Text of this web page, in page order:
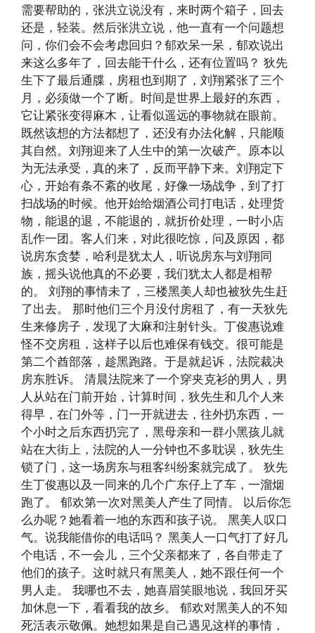
需要帮助的，张洪立说没有，来时两个箱子，回去
还是，轻装。然后张洪立说，他一直有一个问题想
问，你们会不会考虑回归？郁欢呆一呆，郁欢说出
来这么多年了，回去能干什么，还有位置吗？ 狄先
生下了最后通牒，房租也到期了，刘翔紧张了三个
月，必须做一个了断。时间是世界上最好的东西，
它让紧张变得麻木，让看似遥远的事物就在眼前。
既然该想的方法都想了，还没有办法化解，只能顺
其自然。刘翔迎来了人生中的第一次破产。原本以
为无法承受，真的来了，反而平静下来。刘翔定下
心，开始有条不紊的收尾，好像一场战争，到了打
扫战场的时候。他开始给烟酒公司打电话，处理货
物，能退的退，不能退的，就折价处理，一时小店
乱作一团。客人们来，对此很吃惊，问及原因，都
说房东贪婪，哈利是犹太人，听说房东与刘翔同
族，摇头说他真的不必要，我们犹太人都是相帮
的。 刘翔的事情未了，三楼黑美人却也被狄先生赶
了出去。 那时他们三个月没付房租了，有一天狄先
生来修房子，发现了大麻和注射针头。丁俊惠说难
怪不交房租，这样子以后也难保有钱交。很可能是
第二个酋部落，趁黑跑路。于是就起诉，法院裁决
房东胜诉。 清晨法院来了一个穿夹克衫的男人，男
人从站在门前开始，计算时间，狄先生和几个人来
得早，在门外等，门一开就进去，往外扔东西，一
个小时之后东西扔完了，黑母亲和一群小黑孩儿就
站在大街上，法院的人一分钟也不多耽误，狄先生
锁了门，这一场房东与租客纠纷案就完成了。 狄先
生丁俊惠以及一同来的几个广东仔上了车，一溜烟
跑了。 郁欢第一次对黑美人产生了同情。 以后你怎
么办呢？她看着一地的东西和孩子说。 黑美人叹口
气。说我能借你的电话吗？ 黑美人一口气打了好几
个电话，不一会儿，三个父亲都来了，各自带走了
他们的孩子。这时就只有黑美人，她不跟任何一个
男人走。 我哪也不去，她喜眉笑眼地说，我回牙买
加休息一下，看看我的故乡。 郁欢对黑美人的不知
死活表示敬佩。她想如果是自己遇见这样的事情，